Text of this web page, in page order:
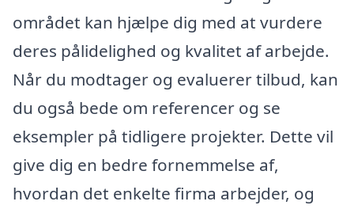
området kan hjælpe dig med at vurdere
deres pålidelighed og kvalitet af arbejde.
Når du modtager og evaluerer tilbud, kan
du også bede om referencer og se
eksempler på tidligere projekter. Dette vil
give dig en bedre fornemmelse af,
hvordan det enkelte firma arbejder, og